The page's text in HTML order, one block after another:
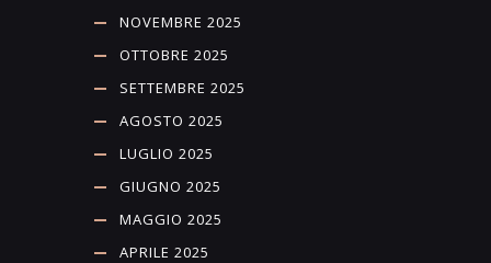
NOVEMBRE 2025
OTTOBRE 2025
SETTEMBRE 2025
AGOSTO 2025
LUGLIO 2025
GIUGNO 2025
MAGGIO 2025
APRILE 2025